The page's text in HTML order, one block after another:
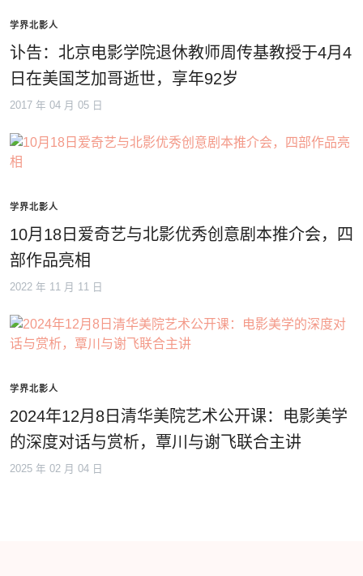
学界北影人
讣告：北京电影学院退休教师周传基教授于4月4
日在美国芝加哥逝世，享年92岁
2017 年 04 月 05 日
学界北影人
10月18日爱奇艺与北影优秀创意剧本推介会，四
部作品亮相
2022 年 11 月 11 日
学界北影人
2024年12月8日清华美院艺术公开课：电影美学
的深度对话与赏析，覃川与谢飞联合主讲
2025 年 02 月 04 日